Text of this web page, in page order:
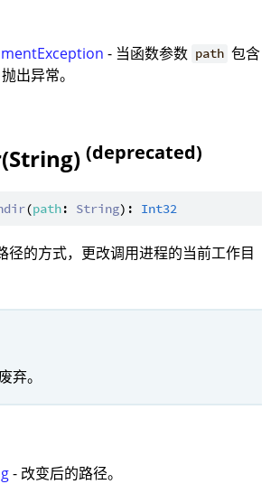
- 当函数参数 path 包含
出异常。
(deprecated)
(path: String): Int32
径的方式，更改调用进程的当前工作目
弃。
- 改变后的路径。